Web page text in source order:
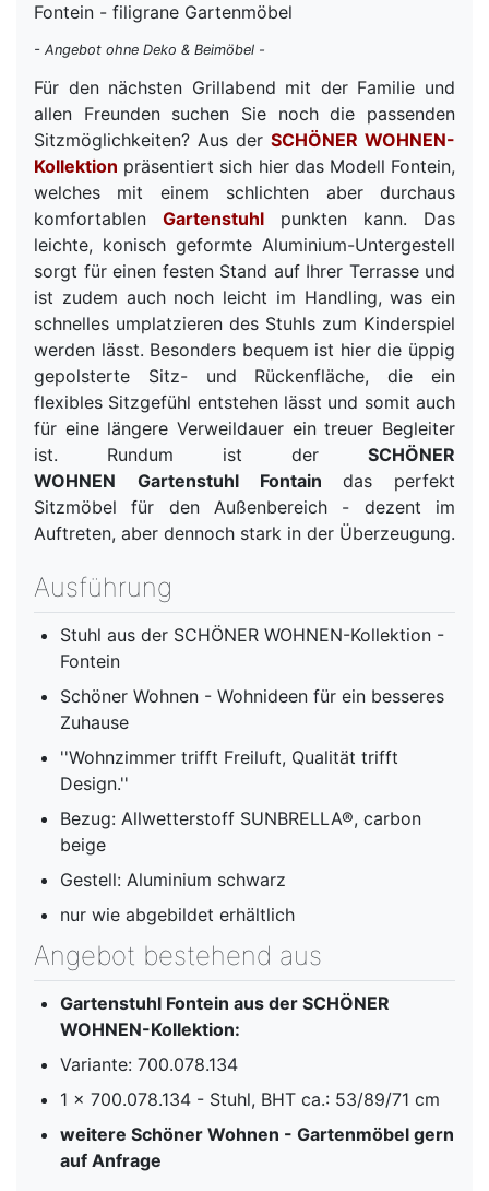
Fontein - filigrane Gartenmöbel
- Angebot ohne Deko & Beimöbel -
Für den nächsten Grillabend mit der Familie und
allen Freunden suchen Sie noch die passenden
Sitzmöglichkeiten? Aus der SCHÖNER WOHNEN-
Kollektion präsentiert sich hier das Modell Fontein,
welches mit einem schlichten aber durchaus
komfortablen Gartenstuhl punkten kann. Das
leichte, konisch geformte Aluminium-Untergestell
sorgt für einen festen Stand auf Ihrer Terrasse und
ist zudem auch noch leicht im Handling, was ein
schnelles umplatzieren des Stuhls zum Kinderspiel
werden lässt. Besonders bequem ist hier die üppig
gepolsterte Sitz- und Rückenfläche, die ein
flexibles Sitzgefühl entstehen lässt und somit auch
für eine längere Verweildauer ein treuer Begleiter
ist. Rundum ist der SCHÖNER
WOHNEN
Gartenstuhl Fontain das perfekt
Sitzmöbel für den Außenbereich - dezent im
Auftreten, aber dennoch stark in der Überzeugung.
Ausführung
Stuhl aus der SCHÖNER WOHNEN-Kollektion -
Fontein
Schöner Wohnen - Wohnideen für ein besseres
Zuhause
''Wohnzimmer trifft Freiluft, Qualität trifft
Design.''
Bezug: Allwetterstoff SUNBRELLA®, carbon
beige
Gestell: Aluminium schwarz
nur wie abgebildet erhältlich
Angebot bestehend aus
Gartenstuhl Fontein aus der SCHÖNER
WOHNEN-Kollektion:
Variante: 700.078.134
1 x 700.078.134 - Stuhl, BHT ca.: 53/89/71 cm
weitere Schöner Wohnen - Gartenmöbel gern
auf Anfrage